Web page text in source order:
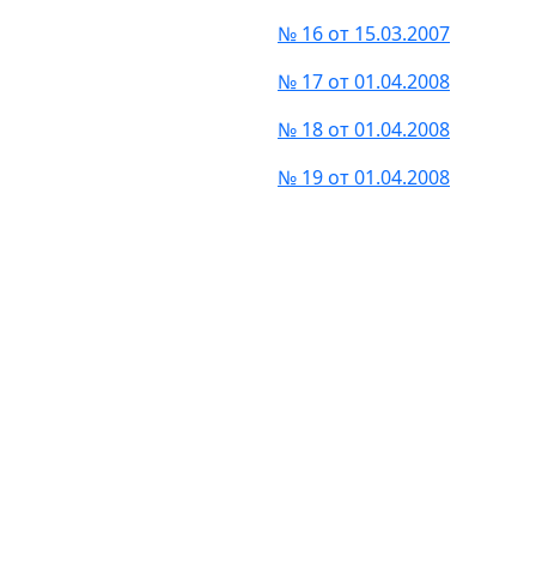
№ 16 от 15.03.2007
№ 17 от 01.04.2008
№ 18 от 01.04.2008
№ 19 от 01.04.2008